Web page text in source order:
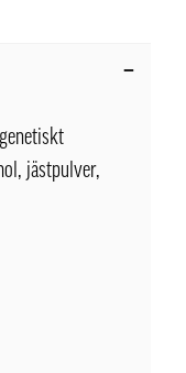
jästpulver,